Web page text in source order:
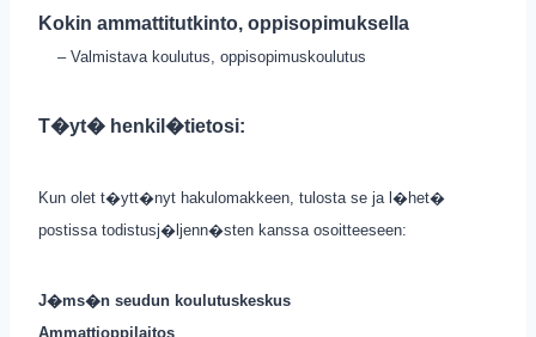
Kokin ammattitutkinto, oppisopimuksella
– Valmistava koulutus, oppisopimuskoulutus
T�yt� henkil�tietosi:
Kun olet t�ytt�nyt hakulomakkeen, tulosta se ja l�het�
postissa todistusj�ljenn�sten kanssa osoitteeseen:
J�ms�n seudun koulutuskeskus
Ammattioppilaitos